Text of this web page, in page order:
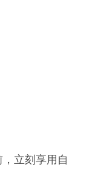
立刻享用自